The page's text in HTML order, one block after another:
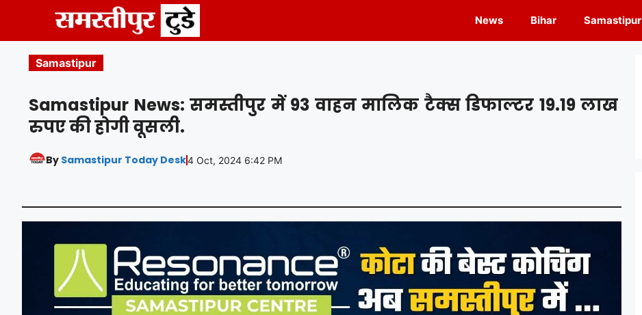
content
News Bihar Samastipur
Samastipur
Samastipur News: समस्तीपुर में 93 वाहन मालिक टैक्स डिफाल्टर 19.19 लाख
रुपए की होगी वूसली.
By Samastipur Today Desk4 Oct, 2024 6:42 PM